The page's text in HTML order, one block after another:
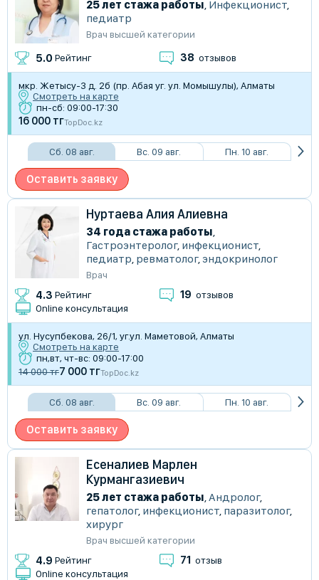
25 лет стажа работы, Инфекционист,
педиатр
Врач высшей категории
5.0 Рейтинг 38 отзывов
мкр. Жетысу-3 д. 2б (пр. Абая уг. ул. Момышулы), Алматы
Смотреть на карте
пн-сб: 09:00-17:30
16 000 тгTopDoc.kz
Сб. 08 авг. Вс. 09 авг. Пн. 10 авг.
Оставить заявку
Нуртаева Алия Алиевна
34 года стажа работы,
Гастроэнтеролог, инфекционист,
педиатр, ревматолог, эндокринолог
Врач
4.3 Рейтинг 19 отзывов
Online консультация
ул. Нусупбекова, 26/1, уг.ул. Маметовой, Алматы
Смотреть на карте
пн,вт, чт-вс: 09:00-17:00
14 000 тг7 000 тгTopDoc.kz
Сб. 08 авг. Вс. 09 авг. Пн. 10 авг.
Оставить заявку
Есеналиев Марлен
Курмангазиевич
25 лет стажа работы,Андролог,
гепатолог, инфекционист, паразитолог,
хирург
Врач высшей категории
4.9 Рейтинг 71 отзыв
Online консультация